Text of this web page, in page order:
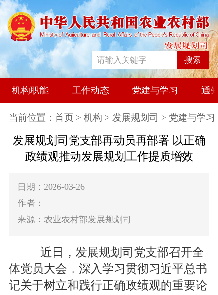
搜索
机构职能 工作动态 党建与学习 通
当前位置： 首页 > 机构 > 发展规划司 > 党建与学习
发展规划司党支部再动员再部署 以正确
政绩观推动发展规划工作提质增效
日期：2026-03-26
作者：
来源：农业农村部发展规划司
近日，发展规划司党支部召开全
体党员大会，深入学习贯彻习近平总书
记关于树立和践行正确政绩观的重要论